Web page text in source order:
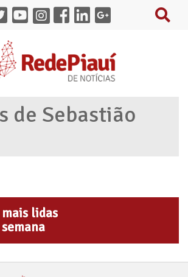
de Sebastião
mais lidas